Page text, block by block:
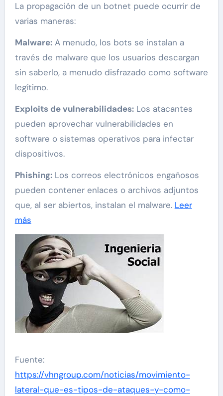
La propagación de un botnet puede ocurrir de
varias maneras:
Malware:A menudo, los bots se instalan a
través de malware que los usuarios descargan
sin saberlo, a menudo disfrazado como software
legítimo.
Exploits de vulnerabilidades:Los atacantes
pueden aprovechar vulnerabilidades en
software o sistemas operativos para infectar
dispositivos.
Phishing:Los correos electrónicos engañosos
pueden contener enlaces o archivos adjuntos
que, al ser abiertos, instalan el malware. Leer
más
Fuente:
https://vhngroup.com/noticias/movimiento-
lateral-que-es-tipos-de-ataques-y-como-